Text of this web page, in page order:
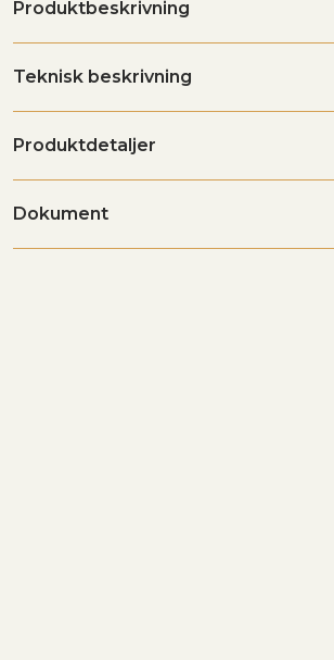
Produktbeskrivning
Teknisk beskrivning
Produktdetaljer
Dokument